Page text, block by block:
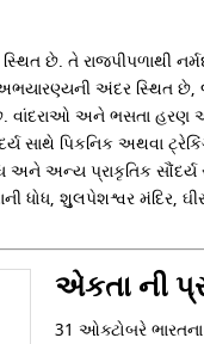
છે. તે રાજપીપળાથી
અંદર સ્થિત
વાંદરાઓ અને ભસતા હરણ
સાથે પિકનિક અથવા
અને અન્ય પ્રાકૃતિક
ધોધ, શુુલપેશશ્વર મંદિર,
એકતા ની
31 ઓક્ટોબરે